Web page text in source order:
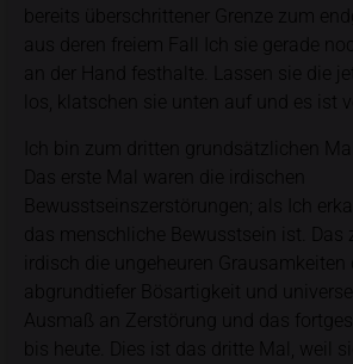
bereits überschrittener Grenze zum
aus deren freiem Fall Ich sie gerade
an der Hand festhalte. Lassen sie die
los, klatschen sie unten auf und es ist
Ich bin zum dritten grundsätzlichen
Das erste Mal waren die irdischen
Bewusstseinszerstörungen; als Ich
das menschliche Bewusstsein ist. Das
irdisch die ungeheuren
abgrundtiefer Bösartigkeit und
Ausmaß an Zerstörung und das
bis heute. Dies ist das dritte Mal, weil